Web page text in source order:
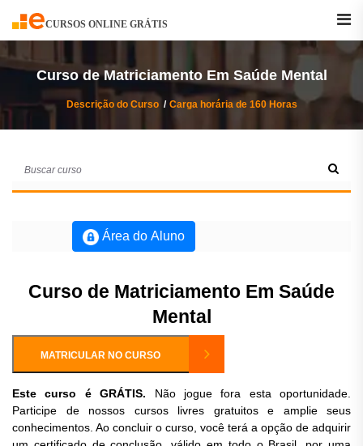
CURSOS ONLINE GRÁTIS
Curso
Curso de Matriciamento Em Saúde Mental
Descrição do Curso Carga horária de 160 Horas
Área do Aluno
Curso de Matriciamento Em Saúde
Mental
MATRICULAR NO CURSO
Este curso é GRÁTIS. Não jogue fora esta oportunidade.
Participe de nossos cursos livres gratuitos e amplie seus
conhecimentos. Ao concluir o curso, você terá a opção de adquirir